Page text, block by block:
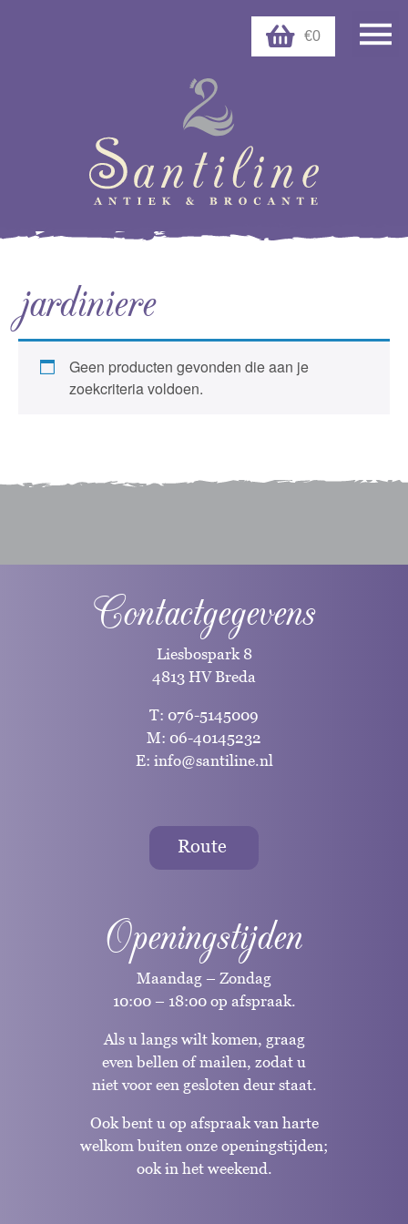
€0
jardiniere
Geen producten gevonden die aan je
zoekcriteria voldoen.
Contactgegevens
Liesbospark 8
4813 HV Breda
T: 076-5145009
M: 06-40145232
E: info@santiline.nl
Route
Openingstijden
Maandag – Zondag
10:00 – 18:00 op afspraak.
Als u langs wilt komen, graag
even bellen of mailen, zodat u
niet voor een gesloten deur staat.
Ook bent u op afspraak van harte
welkom buiten onze openingstijden;
ook in het weekend.